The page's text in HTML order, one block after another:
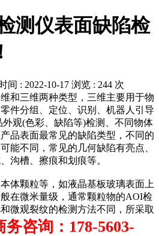
测仪表面缺陷检
间 : 2022-10-17 浏览 : 244 次
和三维两种类型，三维主要用于物
件分组、定位、识别、机器人引导
观(色彩、缺陷等)检测、不同物体
表面最常见的缺陷类型，不同的
能不同，常见的几何缺陷有亮点、
沟槽、擦痕和划痕等。
颗粒等，如液晶基板玻璃表面上
在微米量级，通常颗粒物的AOI检
微观裂纹的检测方法不同，所采取
务咨询：178-5603-